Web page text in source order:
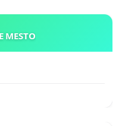
KAMNIK MOJE MESTO